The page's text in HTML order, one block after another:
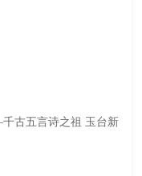
古五言诗之祖 玉台新